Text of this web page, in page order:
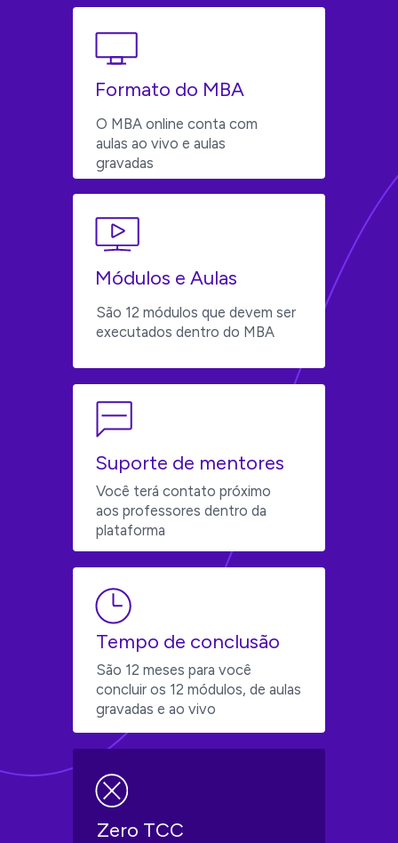
Módulos e Aulas
Suporte de mentores
Formato do MBA
Tempo de conclusão
Zero TCC
São 12 módulos que devem ser
executados dentro do MBA
O MBA online conta com
aulas ao vivo e aulas
gravadas
Você terá contato próximo
aos professores dentro da
plataforma
São 12 meses para você
concluir os 12 módulos, de aulas
gravadas e ao vivo